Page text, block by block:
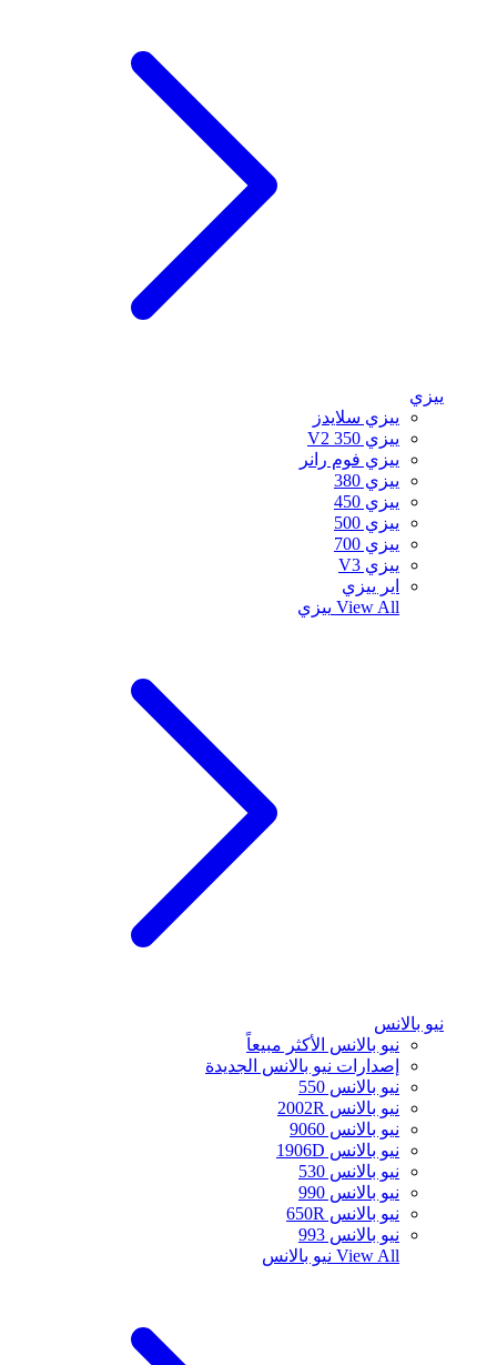
ييزي
ييزي سلايدز
ييزي 350 V2
ييزي فوم رانر
ييزي 380
ييزي 450
ييزي 500
ييزي 700
ييزي V3
اير ييزي
View All ييزي
نيو بالانس
نيو بالانس الأكثر مبيعاً
إصدارات نيو بالانس الجديدة
نيو بالانس 550
نيو بالانس 2002R
نيو بالانس 9060
نيو بالانس 1906D
نيو بالانس 530
نيو بالانس 990
نيو بالانس 650R
نيو بالانس 993
View All نيو بالانس